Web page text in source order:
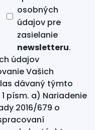
osobných
údajov pre
zasielanie
newsletteru.
údajov
Vašich
dávaný týmto
písm. a) Nariadenie
2016/679 o